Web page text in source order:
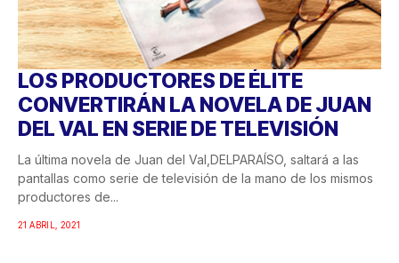
LOS PRODUCTORES DE ÉLITE
CONVERTIRÁN LA NOVELA DE JUAN
DEL VAL EN SERIE DE TELEVISIÓN
La última novela de Juan del Val,DELPARAÍSO, saltará a las
pantallas como serie de televisión de la mano de los mismos
productores de...
21 ABRIL, 2021